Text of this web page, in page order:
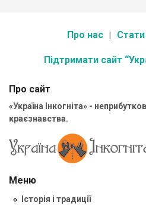
Про нас
Підтримати сайт
Про сайт
«Україна Інкогніта» -
краєзнавства.
Меню
Історія і традиції